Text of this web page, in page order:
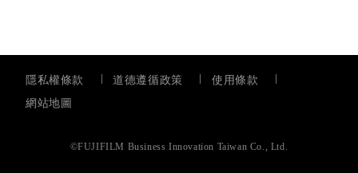
隱私權條款 道德遵循政策
使用條款
網站地圖
©FUJIFILM Business Innovation Taiwan Co., Ltd.